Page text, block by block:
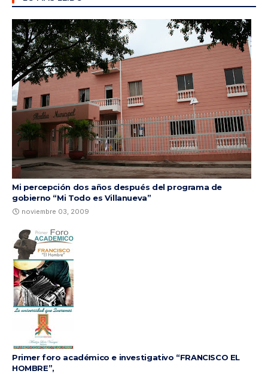
Mi percepción dos años después del programa de
gobierno “Mi Todo es Villanueva”
noviembre 03, 2009
Primer foro académico e investigativo “FRANCISCO EL
HOMBRE”,